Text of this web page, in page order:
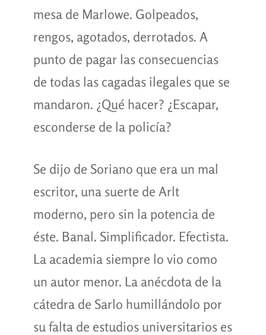
mesa de Marlowe. Golpeados,
rengos, agotados, derrotados. A
punto de pagar las consecuencias
de todas las cagadas ilegales que se
mandaron. ¿Qué hacer? ¿Escapar,
esconderse de la policía?
Se dijo de Soriano que era un mal
escritor, una suerte de Arlt
moderno, pero sin la potencia de
éste. Banal. Simplificador. Efectista.
La academia siempre lo vio como
un autor menor. La anécdota de la
cátedra de Sarlo humillándolo por
su falta de estudios universitarios es